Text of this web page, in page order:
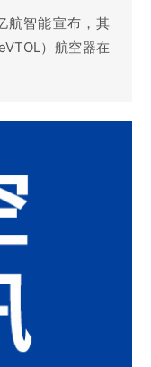
航智能宣布，其
）航空器在